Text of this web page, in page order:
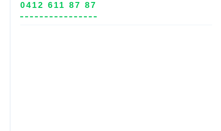
0412 611 87 87